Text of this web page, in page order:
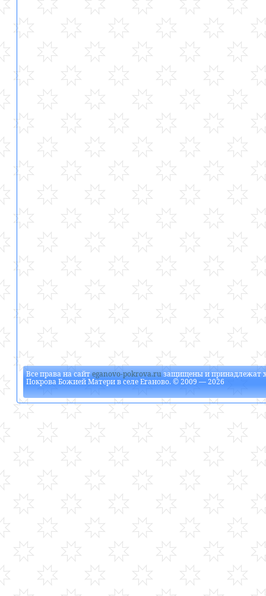
Все права на сайтeganovo-pokrova.ruзащищены и принадлежат
Покрова Божией Матери в селе Еганово. © 2009 — 2026